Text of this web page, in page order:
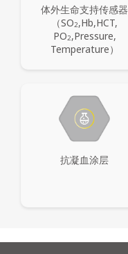
体外生命支持传感器
（SO2,Hb,HCT,
PO2,Pressure,
Temperature）
抗凝血涂层